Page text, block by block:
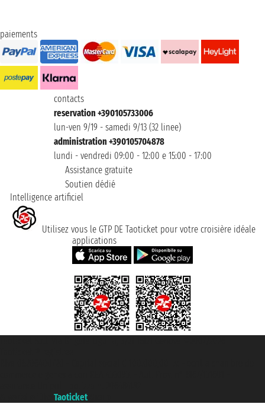
paiements
contacts
reservation +390105733006
lun-ven 9/19 - samedi 9/13 (32 linee)
administration +390105704878
lundi - vendredi 09:00 - 12:00 e 15:00 - 17:00
Assistance gratuite
Soutien dédié
Intelligence artificiel
Utilisez vous le GTP DE Taoticket pour votre croisière idéale
applications
Taoticket